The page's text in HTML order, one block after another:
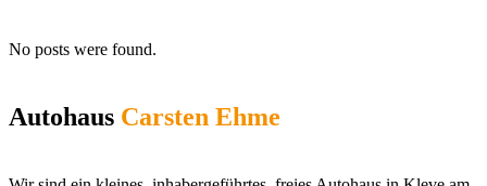
No posts were found.
Autohaus Carsten Ehme